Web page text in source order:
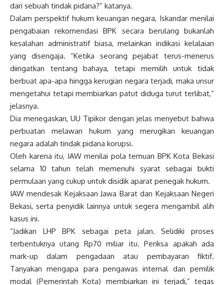
dari sebuah tindak pidana?” katanya.
Dalam perspektif hukum keuangan negara, Iskandar menilai
pengabaian rekomendasi BPK secara berulang bukanlah
kesalahan administratif biasa, melainkan indikasi kelalaian
yang disengaja. “Ketika seorang pejabat terus-menerus
diingatkan tentang bahaya, tetapi memilih untuk tidak
berbuat apa-apa hingga kerugian negara terjadi, maka unsur
mengetahui tetapi membiarkan patut diduga turut terlibat,”
jelasnya.
Dia menegaskan, UU Tipikor dengan jelas menyebut bahwa
perbuatan melawan hukum yang merugikan keuangan
negara adalah tindak pidana korupsi.
Oleh karena itu, IAW menilai pola temuan BPK Kota Bekasi
selama 10 tahun telah memenuhi syarat sebagai bukti
permulaan yang cukup untuk disidik aparat penegak hukum.
IAW mendesak Kejaksaan Jawa Barat dan Kejaksaan Negeri
Bekasi, serta penyidik lainnya untuk segera mengambil alih
kasus ini.
“Jadikan LHP BPK sebagai peta jalan. Selidiki proses
terbentuknya utang Rp70 miliar itu. Periksa apakah ada
mark-up dalam pengadaan atau pembayaran fiktif.
Tanyakan mengapa para pengawas internal dan pemilik
modal (Pemerintah Kota) membiarkan ini terjadi,” tegas